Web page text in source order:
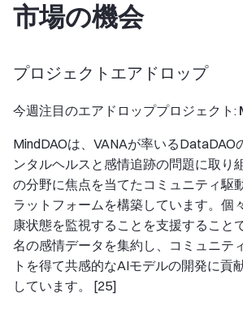
市場の機会
プロジェクトエアドロップ
今週注目のエアドロッププロジェクト:
MindDAOは、VANAが率いるDataDAO
ンタルヘルスと感情追跡の問題に取り
の分野に焦点を当てたコミュニティ駆
ラットフォームを構築しています。個
康状態を監視することを支援すること
名の感情データを集約し、コミュニテ
トを得て共感的なAIモデルの開発に貢
しています。 [25]